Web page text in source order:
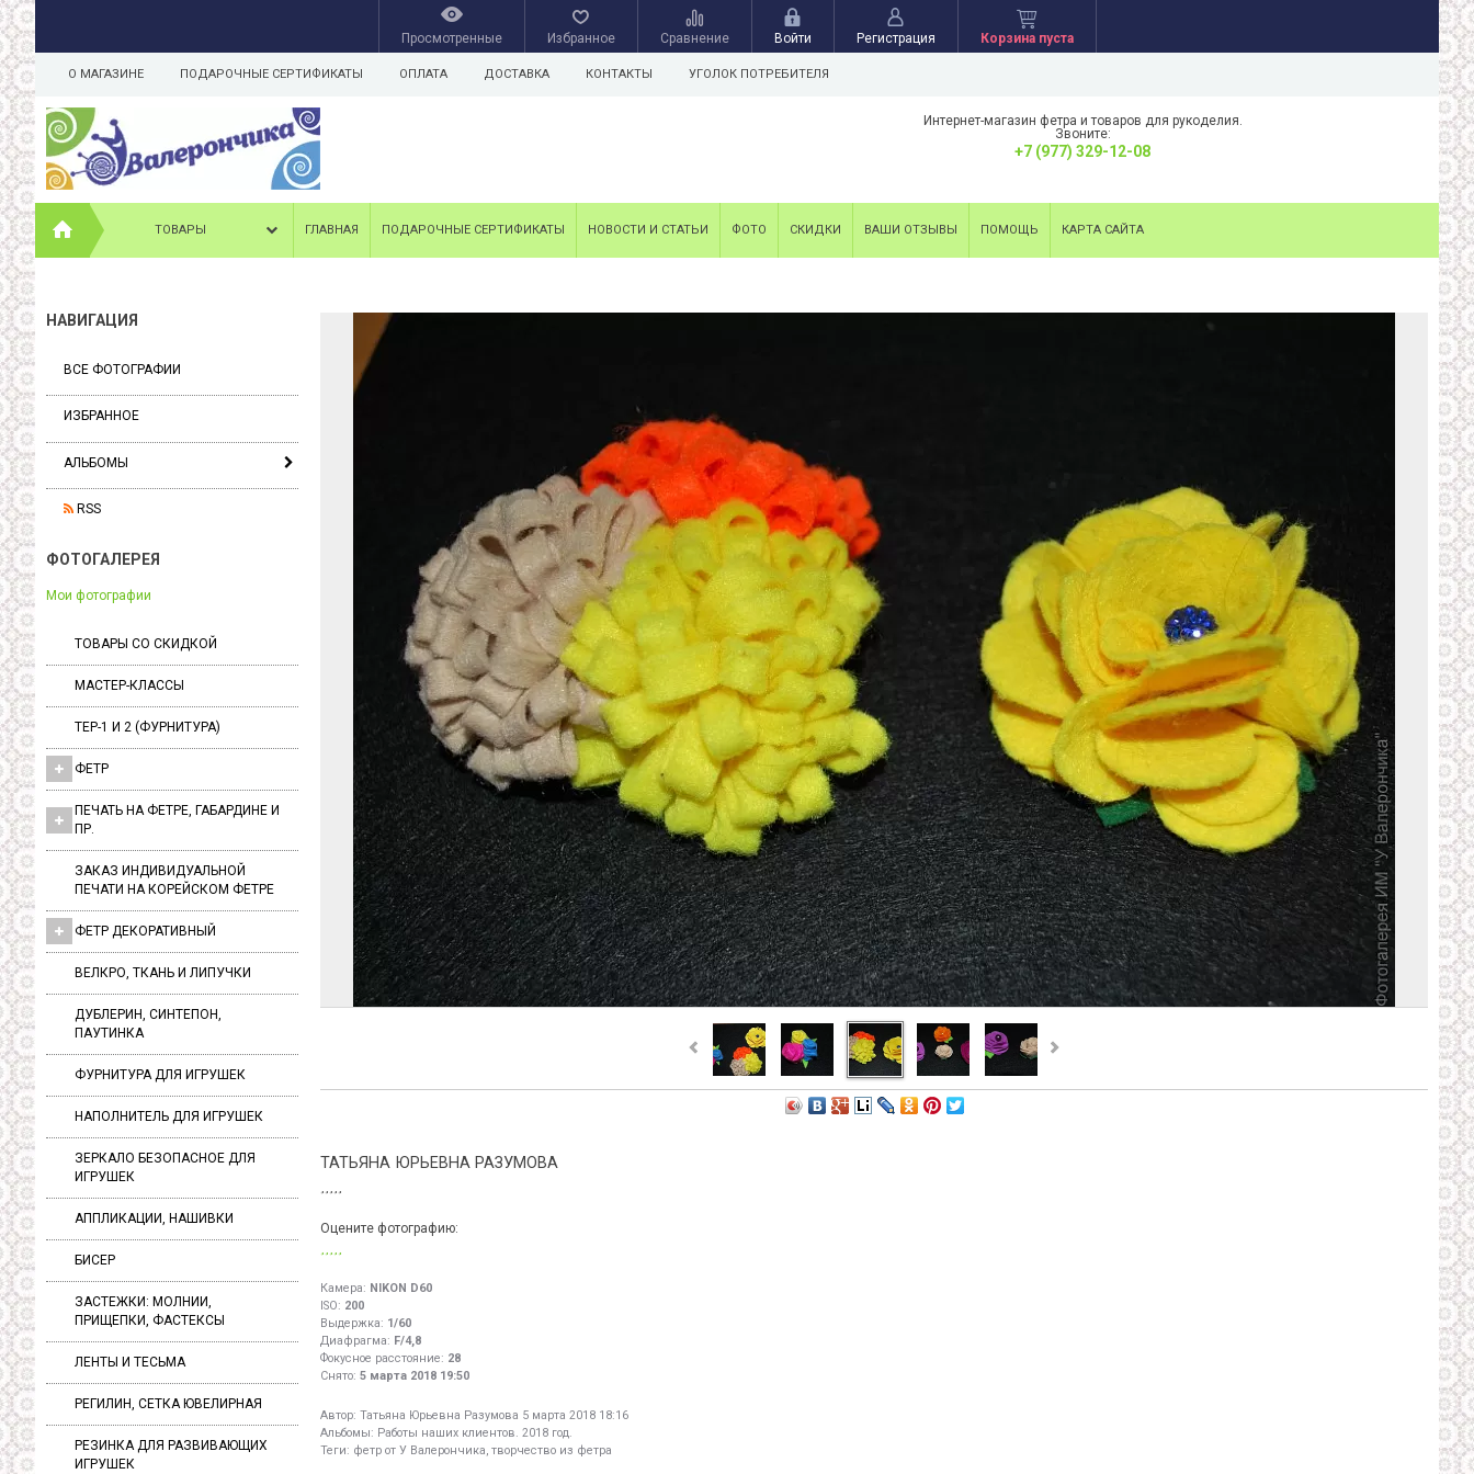
Просмотренные Избранное Сравнение Войти Регистрация Корзина пуста
О МАГАЗИНЕ ПОДАРОЧНЫЕ СЕРТИФИКАТЫ ОПЛАТА ДОСТАВКА КОНТАКТЫ УГОЛОК ПОТРЕБИТЕЛЯ
Интернет-магазин фетра и товаров для рукоделия.
Звоните:
+7 (977) 329-12-08
ТОВАРЫ ГЛАВНАЯ ПОДАРОЧНЫЕ СЕРТИФИКАТЫ НОВОСТИ И СТАТЬИ ФОТО СКИДКИ ВАШИ ОТЗЫВЫ ПОМОЩЬ КАРТА САЙТА
НАВИГАЦИЯ
ВСЕ ФОТОГРАФИИ
ИЗБРАННОЕ
АЛЬБОМЫ
RSS
ФОТОГАЛЕРЕЯ
Мои фотографии
ТОВАРЫ СО СКИДКОЙ
МАСТЕР-КЛАССЫ
ТЕР-1 И 2 (ФУРНИТУРА)
ФЕТР
ПЕЧАТЬ НА ФЕТРЕ, ГАБАРДИНЕ И
ПР.
ЗАКАЗ ИНДИВИДУАЛЬНОЙ
ПЕЧАТИ НА КОРЕЙСКОМ ФЕТРЕ
ФЕТР ДЕКОРАТИВНЫЙ
ВЕЛКРО, ТКАНЬ И ЛИПУЧКИ
ДУБЛЕРИН, СИНТЕПОН,
ПАУТИНКА
ФУРНИТУРА ДЛЯ ИГРУШЕК
НАПОЛНИТЕЛЬ ДЛЯ ИГРУШЕК
ЗЕРКАЛО БЕЗОПАСНОЕ ДЛЯ
ИГРУШЕК
АППЛИКАЦИИ, НАШИВКИ
БИСЕР
ЗАСТЕЖКИ: МОЛНИИ,
ПРИЩЕПКИ, ФАСТЕКСЫ
ЛЕНТЫ И ТЕСЬМА
РЕГИЛИН, СЕТКА ЮВЕЛИРНАЯ
РЕЗИНКА ДЛЯ РАЗВИВАЮЩИХ
ИГРУШЕК
ТАТЬЯНА ЮРЬЕВНА РАЗУМОВА
Оцените фотографию:
Камера: NIKON D60
ISO: 200
Выдержка: 1/60
Диафрагма: F/4,8
Фокусное расстояние: 28
Снято: 5 марта 2018 19:50
Автор: Татьяна Юрьевна Разумова 5 марта 2018 18:16
Альбомы: Работы наших клиентов. 2018 год.
Теги: фетр от У Валерончика, творчество из фетра